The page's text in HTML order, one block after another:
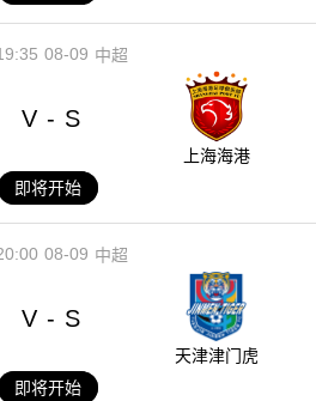
08-09 中超
V - S
上海海港
即将开始
08-09 中超
V - S
天津津门虎
即将开始